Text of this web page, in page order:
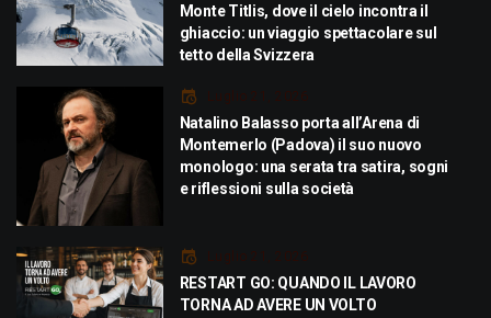
Monte Titlis, dove il cielo incontra il
ghiaccio: un viaggio spettacolare sul
tetto della Svizzera
Luglio 21, 2026
Natalino Balasso porta all’Arena di
Montemerlo (Padova) il suo nuovo
monologo: una serata tra satira, sogni
e riflessioni sulla società
Luglio 21, 2026
RESTART GO: QUANDO IL LAVORO
TORNA AD AVERE UN VOLTO